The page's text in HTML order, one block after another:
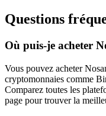
Questions
Où puis-je acheter
Vous pouvez acheter
cryptomonnaies comme
Comparez toutes les
page pour trouver la